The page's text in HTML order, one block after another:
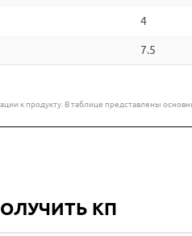
4
7.5
к продукту. В таблице представлены
КП